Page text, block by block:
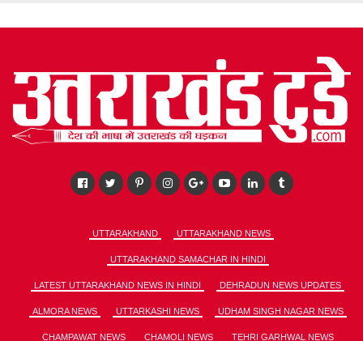
UTTARAKHAND UTTARAKHAND NEWS
UTTARAKHAND SAMACHAR IN HINDI
LATEST UTTARAKHAND NEWS IN HINDI DEHRADUN NEWS UPDATES
ALMORA NEWS UTTARKASHI NEWS UDHAM SINGH NAGAR NEWS
CHAMPAWAT NEWS CHAMOLI NEWS TEHRI GARHWAL NEWS